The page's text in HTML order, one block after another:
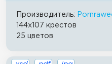
Производитель:
144x107 крестов
25 цветов